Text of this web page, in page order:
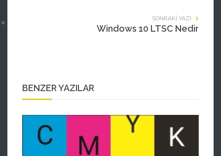
SONRAKI YAZI
Windows 10 LTSC Nedir
BENZER YAZILAR